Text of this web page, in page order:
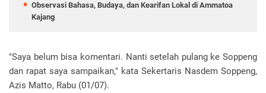
Observasi Bahasa, Budaya, dan Kearifan Lokal di Ammatoa
Kajang
"Saya belum bisa komentari. Nanti setelah pulang ke Soppeng
dan rapat saya sampaikan," kata Sekertaris Nasdem Soppeng,
Azis Matto, Rabu (01/07).